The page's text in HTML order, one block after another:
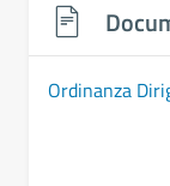
Ordinanza